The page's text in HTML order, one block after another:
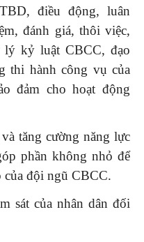
điều động, luân
đánh giá, thôi việc,
kỷ luật CBCC, đạo
thi hành công vụ của
đảm cho hoạt động
tăng cường năng lực
phần không nhỏ để
của đội ngũ CBCC.
sát của nhân dân đối